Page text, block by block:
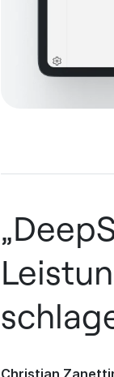
Christian